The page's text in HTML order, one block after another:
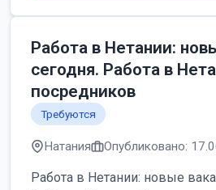
Работа в Нетании:
сегодня. Работа в
посредников
Требуются
Натания Опубликовано:
Работа в Нетании: новые